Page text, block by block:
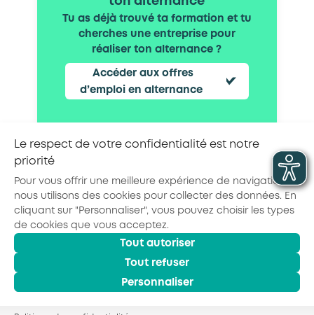
Tu as déjà trouvé ta formation et tu
cherches une entreprise pour
réaliser ton alternance ?
Accéder aux offres
d’emploi en alternance
© 2026 - AKTO - Tous droits réservés
Le respect de votre confidentialité est notre
priorité
Pour vous offrir une meilleure expérience de navigation,
nous utilisons des cookies pour collecter des données. En
cliquant sur "Personnaliser", vous pouvez choisir les types
de cookies que vous acceptez.
Tout autoriser
Tout refuser
Personnaliser